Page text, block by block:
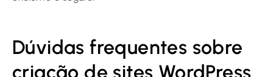
Dúvidas frequentes sobre
criação de sites WordPress